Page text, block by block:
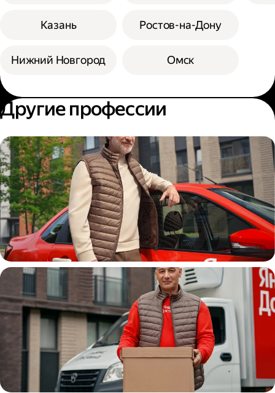
Казань
Нижний Новгород
Ростов-на-Дону
Омск
Другие профессии
Автокурьер